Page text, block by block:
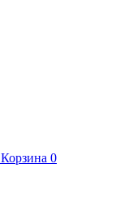
Корзина 0